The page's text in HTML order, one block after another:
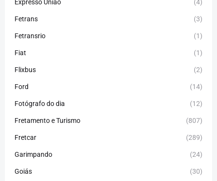
Expresso União (4)
Fetrans (3)
Fetransrio (1)
Fiat (1)
Flixbus (2)
Ford (14)
Fotógrafo do dia (12)
Fretamento e Turismo (807)
Fretcar (289)
Garimpando (24)
Goiás (30)